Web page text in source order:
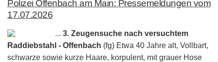
Polizei Offenbach am Main: Pressemeldungen vom
17.07.2026
... 3. Zeugensuche nach versuchtem
Raddiebstahl - Offenbach (fg) Etwa 40 Jahre alt, Vollbart,
schwarze sowie kurze Haare, korpulent, mit grauer Hose